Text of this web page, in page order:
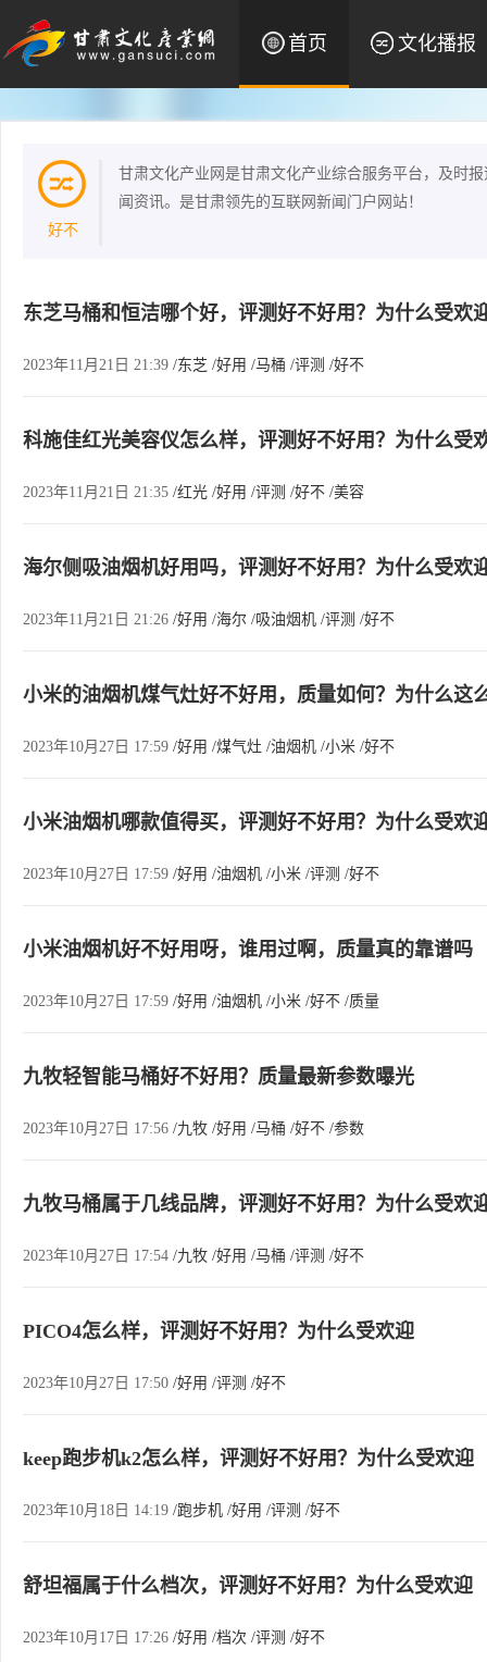
首页 文化播报
好不
甘肃文化产业网是甘肃文化产业综合服务平台，及时
闻资讯。是甘肃领先的互联网新闻门户网站！
东芝马桶和恒洁哪个好，评测好不好用？为什么受欢
2023年11月21日 21:39 /东芝 /好用 /马桶 /评测 /好不
科施佳红光美容仪怎么样，评测好不好用？为什么受
2023年11月21日 21:35 /红光 /好用 /评测 /好不 /美容
海尔侧吸油烟机好用吗，评测好不好用？为什么受欢
2023年11月21日 21:26 /好用 /海尔 /吸油烟机 /评测 /好不
小米的油烟机煤气灶好不好用，质量如何？为什么这
2023年10月27日 17:59 /好用 /煤气灶 /油烟机 /小米 /好不
小米油烟机哪款值得买，评测好不好用？为什么受欢
2023年10月27日 17:59 /好用 /油烟机 /小米 /评测 /好不
小米油烟机好不好用呀，谁用过啊，质量真的靠谱吗
2023年10月27日 17:59 /好用 /油烟机 /小米 /好不 /质量
九牧轻智能马桶好不好用？质量最新参数曝光
2023年10月27日 17:56 /九牧 /好用 /马桶 /好不 /参数
九牧马桶属于几线品牌，评测好不好用？为什么受欢
2023年10月27日 17:54 /九牧 /好用 /马桶 /评测 /好不
PICO4怎么样，评测好不好用？为什么受欢迎
2023年10月27日 17:50 /好用 /评测 /好不
keep跑步机k2怎么样，评测好不好用？为什么受欢迎
2023年10月18日 14:19 /跑步机 /好用 /评测 /好不
舒坦福属于什么档次，评测好不好用？为什么受欢迎
2023年10月17日 17:26 /好用 /档次 /评测 /好不